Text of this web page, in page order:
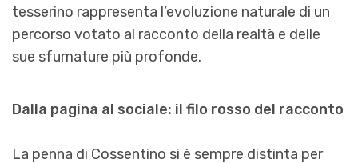
tesserino rappresenta l’evoluzione naturale di un
percorso votato al racconto della realtà e delle
sue sfumature più profonde.
Dalla pagina al sociale: il filo rosso del racconto
La penna di Cossentino si è sempre distinta per